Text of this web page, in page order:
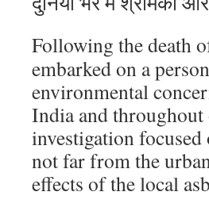
Following the death
embarked on a
environmental
India and throughout
investigation
not far from the
effects of the local